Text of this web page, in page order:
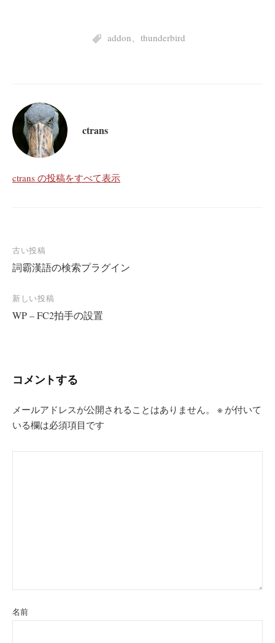
addon、 thunderbird
ctrans
ctrans の投稿をすべて表示
投
稿
ナ
ビ
ョ
古い投稿
詞霸漢語の検索プラグイン
新しい投稿
WP – FC2拍手の設置
コメントする
メールアドレスが公開されることはありません。 ※ が付いて
いる欄は必須項目です
名前